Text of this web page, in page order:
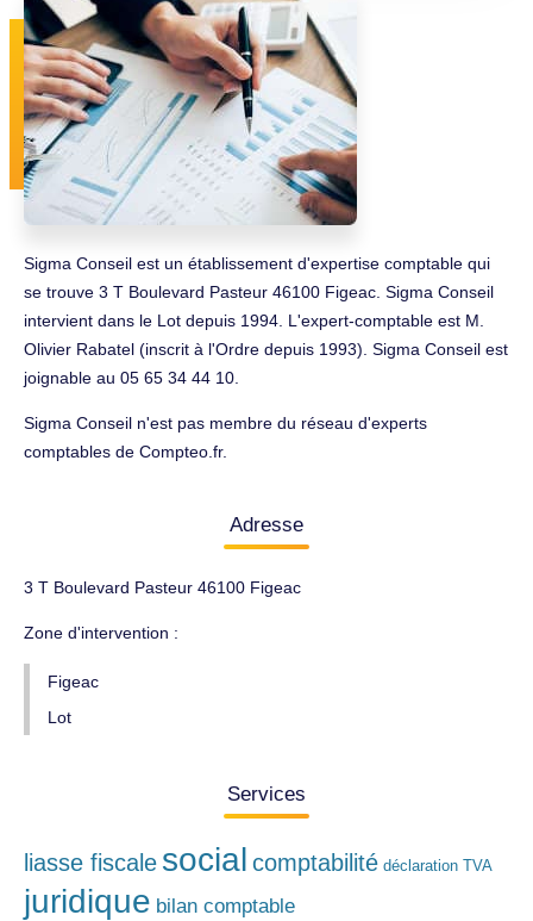
Sigma Conseil est un établissement d'expertise comptable qui
se trouve 3 T Boulevard Pasteur 46100 Figeac. Sigma Conseil
intervient dans le Lot depuis 1994. L'expert-comptable est M.
Olivier Rabatel (inscrit à l'Ordre depuis 1993). Sigma Conseil est
joignable au 05 65 34 44 10.
Sigma Conseil n'est pas membre du réseau d'experts
comptables de Compteo.fr.
Adresse
3 T Boulevard Pasteur 46100 Figeac
Zone d'intervention :
Figeac
Lot
Services
liasse fiscale social comptabilité déclaration TVA
juridique bilan comptable